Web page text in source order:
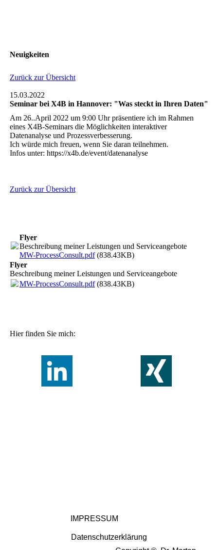
Neuigkeiten
Zurück zur Übersicht
15.03.2022
Seminar bei X4B in Hannover: "Was steckt in Ihren Daten"
Am 26..April 2022 um 9:00 Uhr präsentiere ich im Rahmen
eines X4B-Seminars die Möglichkeiten interaktiver
Datenanalyse und Prozessverbesserung.
Ich würde mich freuen, wenn Sie daran teilnehmen.
Infos unter: https://x4b.de/event/datenanalyse
Zurück zur Übersicht
Flyer
Beschreibung meiner Leistungen und Serviceangebote
MW-ProcessConsult.pdf(838.43KB)
Flyer
Beschreibung meiner Leistungen und Serviceangebote
MW-ProcessConsult.pdf(838.43KB)
Hier finden Sie mich:
IMPRESSUM
Datenschutzerklärung